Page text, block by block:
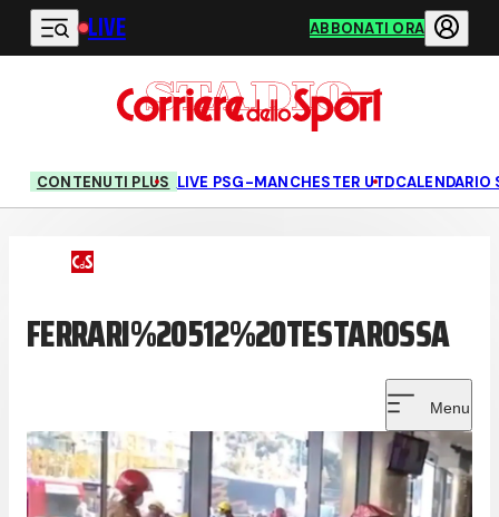
Vai al contenuto principale
LIVE ABBONATI ORA
CONTENUTI PLUS LIVE PSG-MANCHESTER UTDCALENDARIO
FERRARI%20512%20TESTAROSSA
Menu